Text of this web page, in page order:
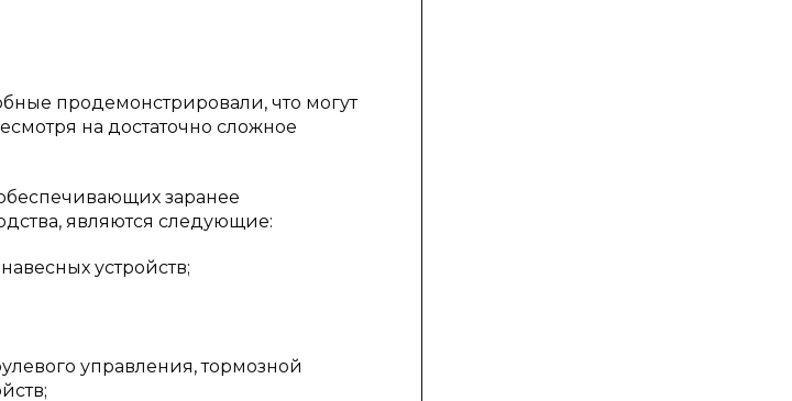
продемонстрировали, что могут
на достаточно сложное
заранее
являются следующие:
устройств;
управления, тормозной